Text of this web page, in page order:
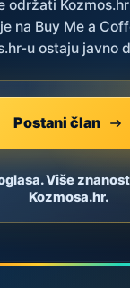
održati
na Buy Me a
u ostaju javno
Postani član
Više
Kozmosa.hr.